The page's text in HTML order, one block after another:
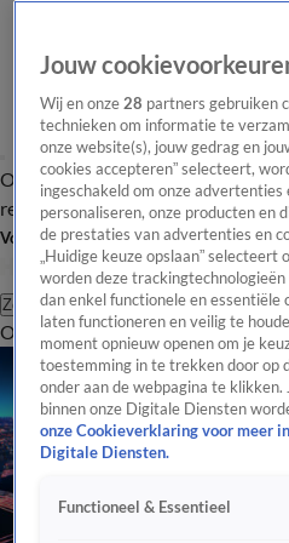
Overzicht Laatste nieuws Regionieuws
redactie
Volg Hart van Nederland
Zoeken
OverzichtRegioUitzendingen
Jouw
Wij en onze28 partners gebruiken
technieken om informatie te
onze website(s), jouw gedrag en
cookies accepteren” selecteert,
ingeschakeld om onze
personaliseren, onze producten en
de prestaties van advertenties en
„Huidige keuze opslaan”
worden deze
dan enkel functionele en essentiële
laten functioneren en veilig te
moment opnieuw openen om je
toestemming in te trekken door op
onder aan de webpagina te klikken.
binnen onze Digitale Diensten
onze Cookieverklaring voor meer
Digitale Diensten.
Functioneel & Essentieel